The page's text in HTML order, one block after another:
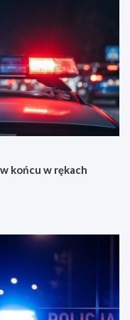
końcu w rękach